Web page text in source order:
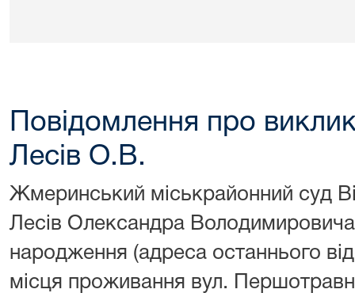
Повідомлення про
Лесів О.В.
Жмеринський міськрайонний суд
Лесів Олександра
народження (адреса останнього
місця проживання вул.